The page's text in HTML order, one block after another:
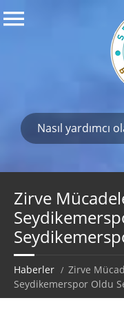
Zirve
Haberler
Zirve
Seydikemerspor Oldu